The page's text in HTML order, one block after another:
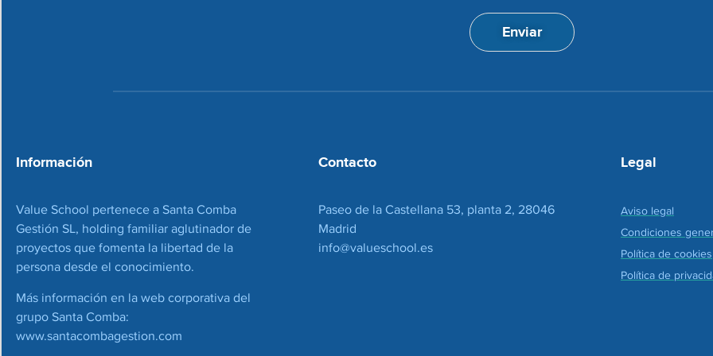
ó
n
c
t
a
o
Enviar
Información
Value School pertenece a Santa Comba
Gestión SL, holding familiar aglutinador de
proyectos que fomenta la libertad de la
persona desde el conocimiento.
Más información en la web corporativa del
grupo Santa Comba:
www.santacombagestion.com
Contacto
Paseo de la Castellana 53, planta 2, 28046
Madrid
info@valueschool.es
Legal
Aviso legal
Condiciones
Política de cookies
Política de